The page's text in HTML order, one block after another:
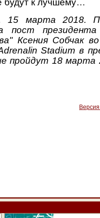
будут к лучшему…
15 марта 2018.
пост
Ксения Собчак
Stadium в
пройдут 18 марта